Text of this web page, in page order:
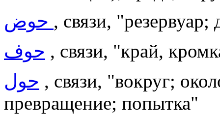
, связи, "резервуар;
حوف , связи, "край,
حول , связи, "вокруг;
превращение; попытка"